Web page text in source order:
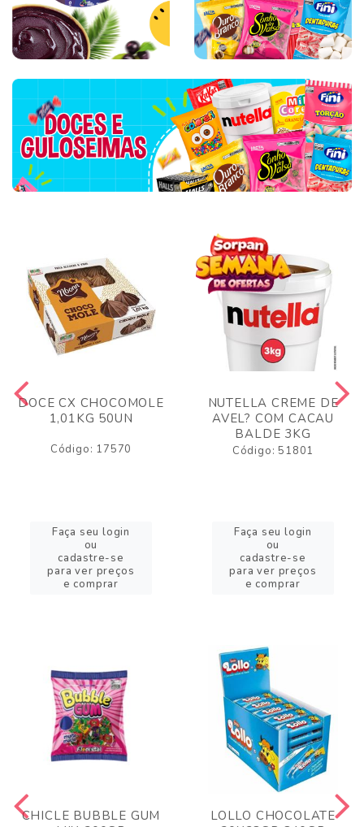
DOCE CX CHOCOMOLE
1,01KG 50UN
Código: 17570
Faça seu login
ou
cadastre-se
para ver preços
e comprar
NUTELLA CREME DE
AVEL? COM CACAU
BALDE 3KG
Código: 51801
Faça seu login
ou
cadastre-se
para ver preços
e comprar
CHICLE BUBBLE GUM
LOLLO CHOCOLATE